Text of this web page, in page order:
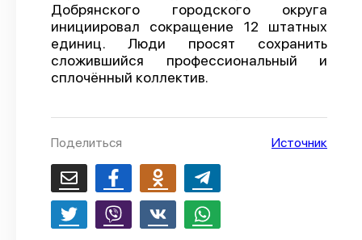
Справочник
API
О проекте
Добрянского городского округа
инициировал сокращение 12 штатных
единиц. Люди просят сохранить
сложившийся профессиональный и
сплочённый коллектив.
Поделиться Источник